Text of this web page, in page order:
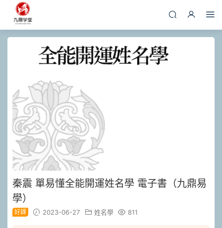
秦震 單易懂全能開運姓名學 電子書（九鼎易
學）
好課 2023-06-27 姓名學 811